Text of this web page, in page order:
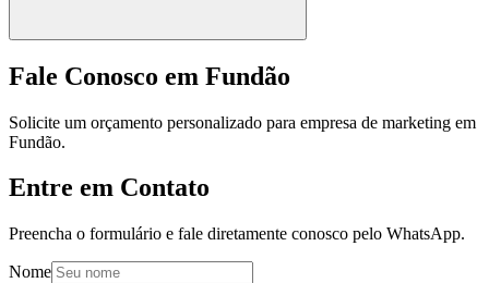
Fale Conosco em Fundão
Solicite um orçamento personalizado para empresa de marketing em
Fundão.
Entre em Contato
Preencha o formulário e fale diretamente conosco pelo WhatsApp.
Nome